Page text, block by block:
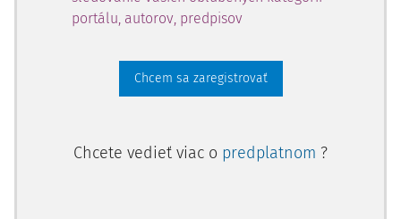
portálu, autorov, predpisov
Chcem sa zaregistrovať
Chcete vedieť viac o predplatnom ?